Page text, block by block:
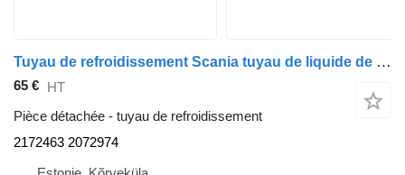
Tuyau de refroidissement Scania tuyau de liquide de refroidissement, ralentisseur 2172463 pour tracteur routier Scania G450
65 € HT
Pièce détachée - tuyau de refroidissement
2172463 2072974